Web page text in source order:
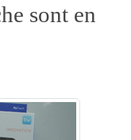
sont en